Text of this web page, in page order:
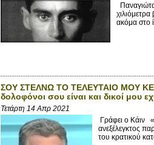
ακόμα στο
ΣΟΥ ΣΤΕΛΝΩ ΤΟ ΤΕΛΕΥΤΑΙΟ ΜΟΥ
δολοφόνοι σου είναι και δικοί μου
Τετάρτη 14 Απρ 2021
Γράφει ο Κάιν
ανεξέλεγκτος
του κρατικού